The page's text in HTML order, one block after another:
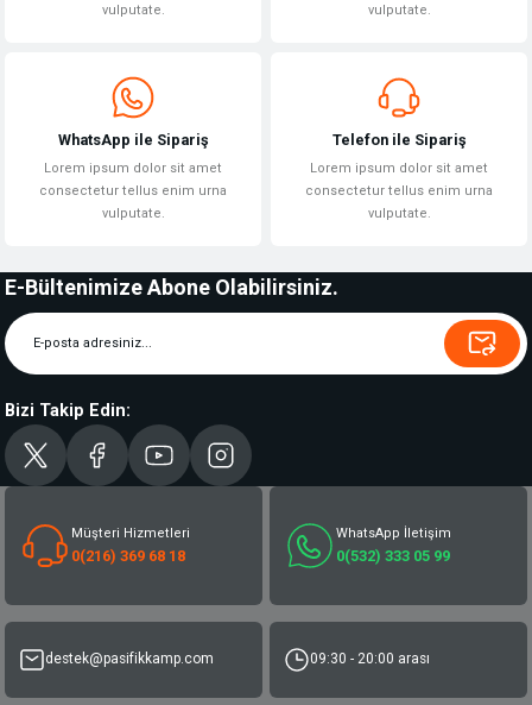
vulputate.
vulputate.
WhatsApp ile Sipariş
Lorem ipsum dolor sit amet
consectetur tellus enim urna
vulputate.
Telefon ile Sipariş
Lorem ipsum dolor sit amet
consectetur tellus enim urna
vulputate.
E-Bültenimize Abone Olabilirsiniz.
Bizi Takip Edin:
Müşteri Hizmetleri
0(216) 369 68 18
WhatsApp İletişim
0(532) 333 05 99
destek@pasifikkamp.com 09:30 - 20:00 arası